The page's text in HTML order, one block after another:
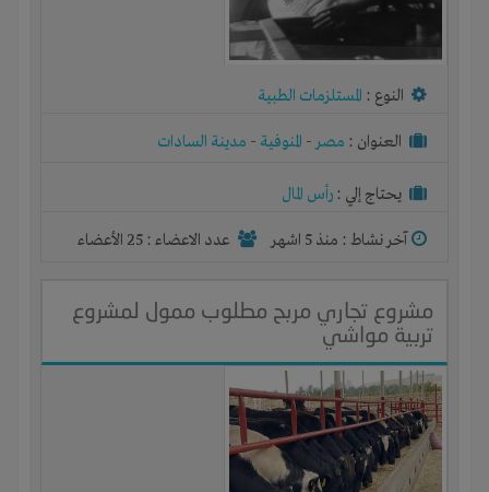
النوع : المستلزمات الطبية
العنوان : مصر- المنوفية - مدينة السادات
يحتاج إلي : رأس المال
آخر نشاط : منذ 5 اشهر عدد الاعضاء : 25 الأعضاء
مشروع تجاري مربح مطلوب ممول لمشروع
تربية مواشي